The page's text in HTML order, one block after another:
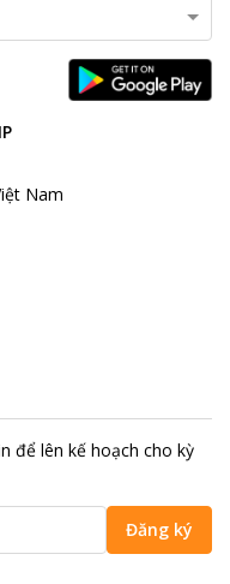
Nam
để lên kế hoạch cho kỳ
Đăng ký